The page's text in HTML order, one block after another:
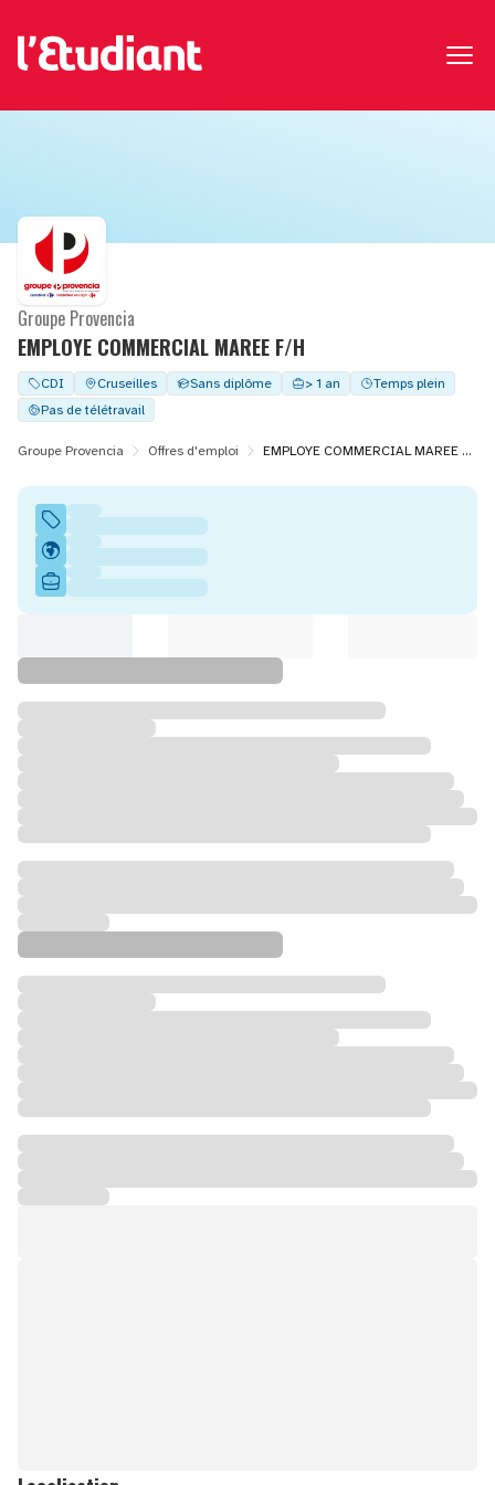
EMPLOYE COMMERCIAL MAREE F/H
Groupe Provencia
CDI Cruseilles Sans diplôme > 1 an
Temps plein
Pas de télétravail
Groupe Provencia Offres d'emploi EMPLOYE COMMERCIAL MAREE F/H